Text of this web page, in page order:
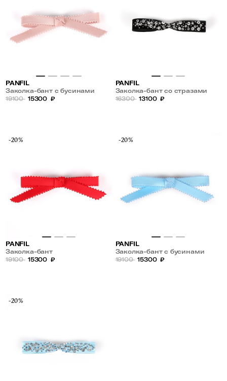
PANFIL
Заколка-бант с бусинами
19100 15300 ₽
PANFIL
Заколка-бант со стразами
16300 13100 ₽
-20%
PANFIL
Заколка-бант
19100 15300 ₽
-20%
PANFIL
Заколка-бант с бусинами
19100 15300 ₽
-20%